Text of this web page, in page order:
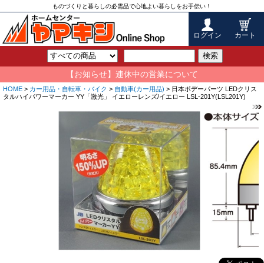
ものづくりと暮らしの必需品で心地よい暮らしをお手伝い！
ログイン カート
検索
【お知らせ】連休中の営業について
HOME > カー用品・自転車・バイク > 自動車(カー用品) > 日本ボデーパーツ LEDクリス
タルハイパワーマーカー YY「激光」 イエローレンズ/イエロー LSL-201Y(LSL201Y)